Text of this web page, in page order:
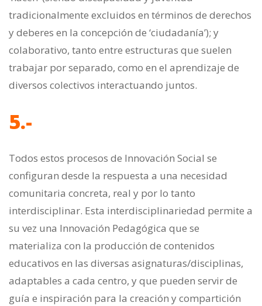
tradicionalmente excluidos en términos de derechos
y deberes en la concepción de ‘ciudadanía’); y
colaborativo, tanto entre estructuras que suelen
trabajar por separado, como en el aprendizaje de
diversos colectivos interactuando juntos.
5.-
Todos estos procesos de Innovación Social se
configuran desde la respuesta a una necesidad
comunitaria concreta, real y por lo tanto
interdisciplinar. Esta interdisciplinariedad permite a
su vez una Innovación Pedagógica que se
materializa con la producción de contenidos
educativos en las diversas asignaturas/disciplinas,
adaptables a cada centro, y que pueden servir de
guía e inspiración para la creación y compartición